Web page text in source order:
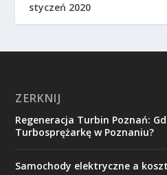
styczeń 2020
ZERKNIJ
Regeneracja Turbin Poznań:
Turbosprężarkę w Poznaniu?
Samochody elektryczne a